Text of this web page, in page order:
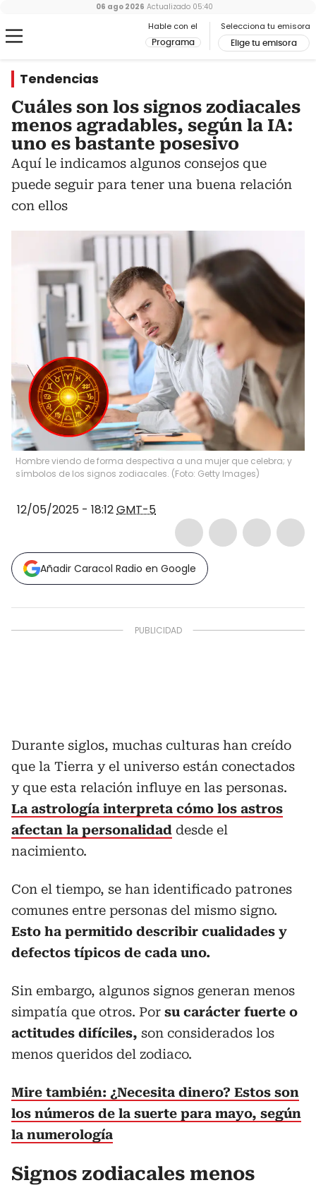
Hable con el
Programa
Selecciona tu emisora
Elige tu emisora
06 ago 2026 Actualizado 05:40
Tendencias
Cuáles son los signos zodiacales
menos agradables, según la IA:
uno es bastante posesivo
Aquí le indicamos algunos consejos que
puede seguir para tener una buena relación
con ellos
Hombre viendo de forma despectiva a una mujer que celebra; y
símbolos de los signos zodiacales. (Foto: Getty Images)
12/05/2025 - 18:12GMT-5
Añadir Caracol Radio en Google
Durante siglos, muchas culturas han creído
que la Tierra y el universo están conectados
y que esta relación influye en las personas.
La astrología interpreta cómo los astros
afectan la personalidad desde el
nacimiento.
Con el tiempo, se han identificado patrones
comunes entre personas del mismo signo.
Esto ha permitido describir cualidades y
defectos típicos de cada uno.
Sin embargo, algunos signos generan menos
simpatía que otros. Por su carácter fuerte o
actitudes difíciles, son considerados los
menos queridos del zodiaco.
Mire también: ¿Necesita dinero? Estos son
los números de la suerte para mayo, según
la numerología
Signos zodiacales menos